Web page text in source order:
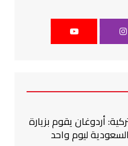
أردوغان يقوم بزيارة
ليوم واحد